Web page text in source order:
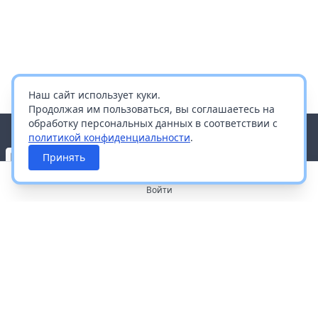
Наш сайт использует куки.
Продолжая им пользоваться, вы соглашаетесь на
обработку персональных данных в соответствии с
политикой конфиденциальности.
Принять
Войти